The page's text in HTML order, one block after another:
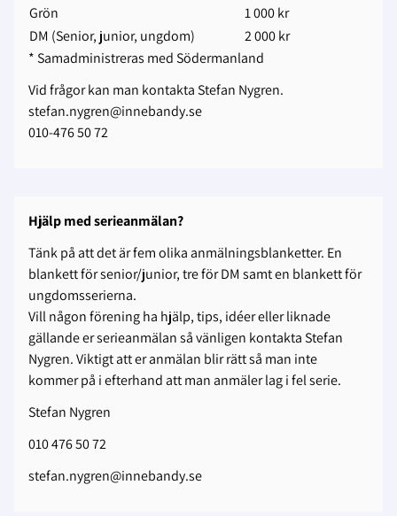
Grön
1 000 kr
DM (Senior, junior, ungdom)
2 000 kr
* Samadministreras med Södermanland
Vid frågor kan man kontakta Stefan Nygren.
stefan.nygren@innebandy.se
010-476 50 72
Hjälp med serieanmälan?
Tänk på att det är fem olika anmälningsblanketter. En
blankett för senior/junior, tre för DM samt en blankett för
ungdomsserierna.
Vill någon förening ha hjälp, tips, idéer eller liknade
gällande er serieanmälan så vänligen kontakta Stefan
Nygren. Viktigt att er anmälan blir rätt så man inte
kommer på i efterhand att man anmäler lag i fel serie.
Stefan Nygren
010 476 50 72
stefan.nygren@innebandy.se